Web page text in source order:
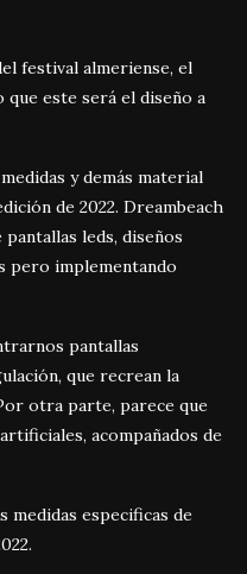
festival almeriense, el
este será el diseño a
y demás material
de 2022. Dreambeach
leds, diseños
pero implementando
pantallas
que recrean la
otra parte, parece que
acompañados de
medidas especificas de